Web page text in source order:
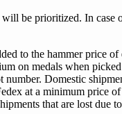
be prioritized. In case
to the hammer price
on medals when
Domestic
at a minimum price
that are lost due